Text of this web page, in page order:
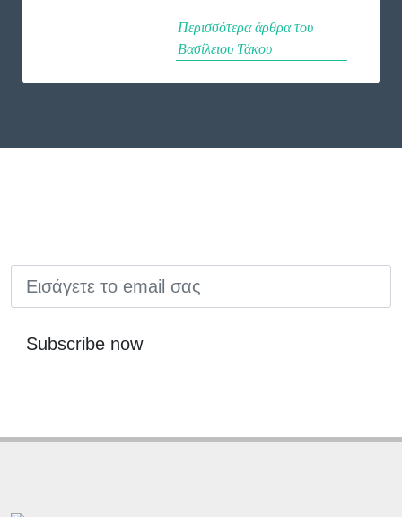
Περισσότερα άρθρα του
Βασίλειου Τάκου
Subscribe now